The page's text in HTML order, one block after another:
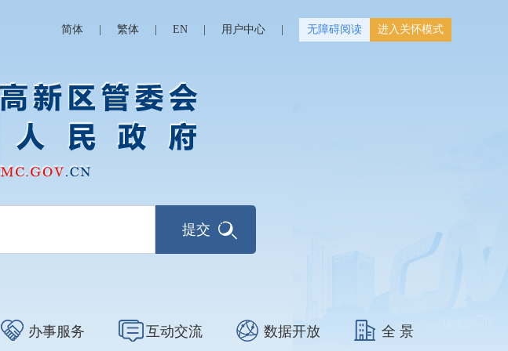
进入关怀模式
无障碍阅读
用户中心
EN
繁体
简体
办事服务 互动交流 数据开放 全 景